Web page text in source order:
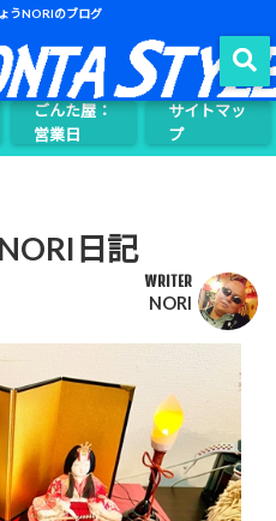
うNORIのブログ
ごんた屋：
営業日
サイトマッ
プ
日記
WRITER
NORI